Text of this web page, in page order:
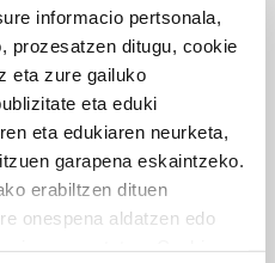
informacio pertsonala,
prozesatzen ditugu, cookie
eta zure gailuko
eta eduki
eta edukiaren neurketa,
garapena eskaintzeko.
erabiltzen dituen
onespena aldatzen edo
'KimiK' eta